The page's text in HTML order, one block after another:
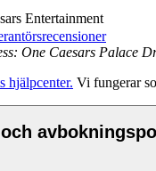
Entertainment
One Caesars Palace
hjälpcenter. Vi fungerar